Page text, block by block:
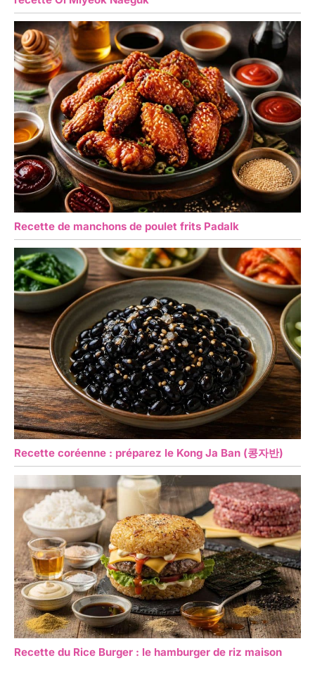
Recette de manchons de poulet frits Padalk
Recette coréenne : préparez le Kong Ja Ban (콩자반)
Recette du Rice Burger : le hamburger de riz maison